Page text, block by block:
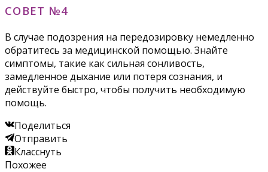
СОВЕТ №4
В случае подозрения на передозировку немедленно
обратитесь за медицинской помощью. Знайте
симптомы, такие как сильная сонливость,
замедленное дыхание или потеря сознания, и
действуйте быстро, чтобы получить необходимую
помощь.
Поделиться
Отправить
Класснуть
Похожее